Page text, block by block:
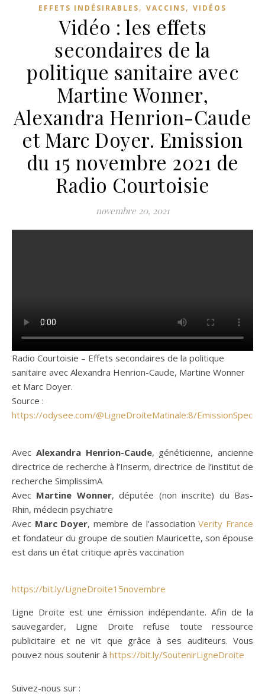
EFFETS INDÉSIRABLES, VACCINS, VIDÉOS
Vidéo : les effets
secondaires de la
politique sanitaire avec
Martine Wonner,
Alexandra Henrion-Caude
et Marc Doyer. Emission
du 15 novembre 2021 de
Radio Courtoisie
novembre 20, 2021
Radio Courtoisie – Effets secondaires de la politique
sanitaire avec Alexandra Henrion-Caude, Martine Wonner
et Marc Doyer.
Source :
https://odysee.com/@LigneDroiteMatinale:8/
Avec Alexandra Henrion-Caude, généticienne, ancienne
directrice de recherche à l’Inserm, directrice de l’institut de
recherche SimplissimA
Avec Martine Wonner, députée (non inscrite) du Bas-
Rhin, médecin psychiatre
Avec Marc Doyer, membre de l’associationVerity France
et fondateur du groupe de soutien Mauricette, son épouse
est dans un état critique après vaccination
https://bit.ly/LigneDroite15novembre
Ligne Droite est une émission indépendante. Afin de la
sauvegarder, Ligne Droite refuse toute ressource
publicitaire et ne vit que grâce à ses auditeurs. Vous
pouvez nous soutenir à https://bit.ly/SoutenirLigneDroite
Suivez-nous sur :